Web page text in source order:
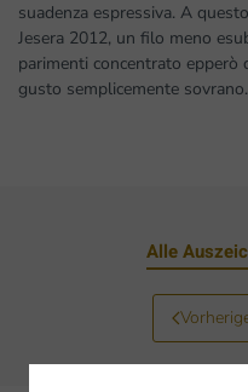
suadenza espressiva. A
Jesera 2012, un filo meno
parimenti concentrato
gusto semplicemente
Alle